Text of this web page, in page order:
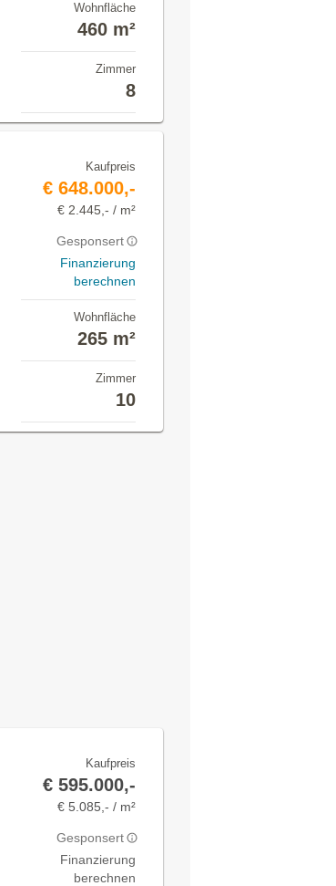
Wohnfläche
460 m²
Zimmer
8
Kaufpreis
€ 648.000,-
€ 2.445,- / m²
Gesponsert
Finanzierung
berechnen
Wohnfläche
265 m²
Zimmer
10
Kaufpreis
€ 595.000,-
€ 5.085,- / m²
Gesponsert
Finanzierung
berechnen